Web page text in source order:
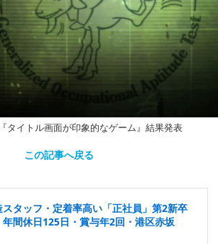
タイトル画面が印象的なゲーム』結果発表
この記事へ戻る
タッフ・定着率高い「正社員」第2新卒
間休日125日・賞与年2回・港区赤坂